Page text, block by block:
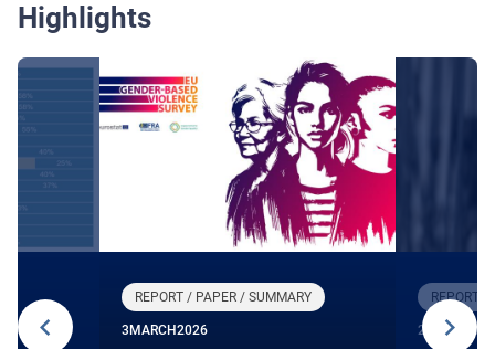
Highlights
REPORT / PAPER / SUMMARY
3 MARCH2026
REPORT /
27 JANUARY